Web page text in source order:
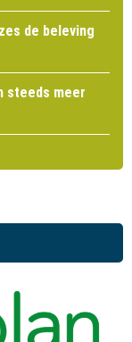
de beleving
steeds meer